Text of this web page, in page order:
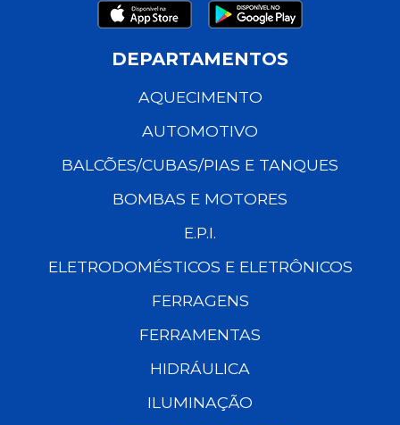
DEPARTAMENTOS
AQUECIMENTO
AUTOMOTIVO
BALCÕES/CUBAS/PIAS E TANQUES
BOMBAS E MOTORES
E.P.I.
ELETRODOMÉSTICOS E ELETRÔNICOS
FERRAGENS
FERRAMENTAS
HIDRÁULICA
ILUMINAÇÃO